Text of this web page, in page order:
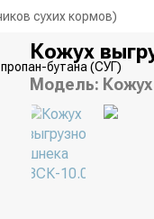
сухих кормов)
бутана (СУГ)
Кожух
Модель: